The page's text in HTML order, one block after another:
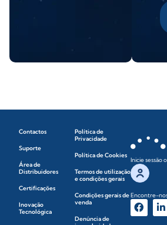
Contactos
Suporte
Área de
Distribuidores
Certificações
Inovação
Tecnológica
Política de
Privacidade
Política de Cookies
Termos de utilização
e condições gerais
Condições gerais de
venda
Denúncia de
Inicie sessão
Encontre-